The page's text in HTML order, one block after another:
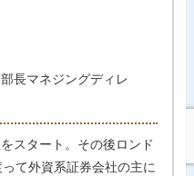
長マネジングディレ
スタート。その後ロンド
て外資系証券会社の主に